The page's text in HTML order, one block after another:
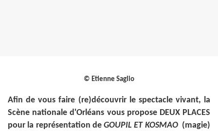
© Etienne Saglio
Afin de vous faire (re)découvrir le spectacle vivant, la
Scène nationale d'Orléans vous propose DEUX PLACES
pour la représentation de GOUPIL ET KOSMAO(magie)